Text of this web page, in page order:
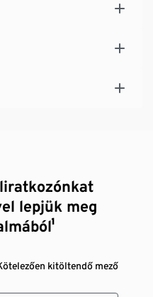
lepjük meg
kitöltendő mező